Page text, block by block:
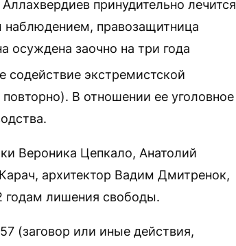
принудительно лечится
наблюдением, правозащитница
осуждена заочно на три года
содействие экстремистской
В отношении ее уголовное
Вероника Цепкало, Анатолий
архитектор Вадим Дмитренок,
годам лишения свободы.
(заговор или иные действия,